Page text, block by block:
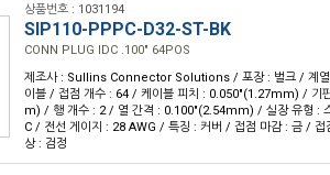
상품번호 : 1031194
SIP110-PPPC-D32-ST-BK
CONN PLUG IDC .100" 64POS
제조사 : Sullins Connector Solutions / 포장 : 벌크 / 계열
이블 / 접점 개수 : 64 / 케이블 피치 : 0.050"(1.27mm) / 기
m) / 행 개수 : 2 / 열 간격 : 0.100"(2.54mm) / 실장 유형 :
C / 전선 게이지 : 28 AWG / 특징 : 커버 / 접점 마감 : 금 / 접
상 : 검정